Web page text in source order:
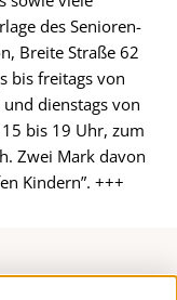
des Senioren-
Breite Straße 62
bis freitags von
dienstags von
bis 19 Uhr, zum
Zwei Mark davon
Kindern”. +++